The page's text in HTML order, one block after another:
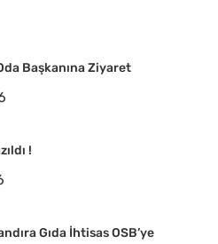
Başkanına Ziyaret
!
Gıda İhtisas OSB’ye